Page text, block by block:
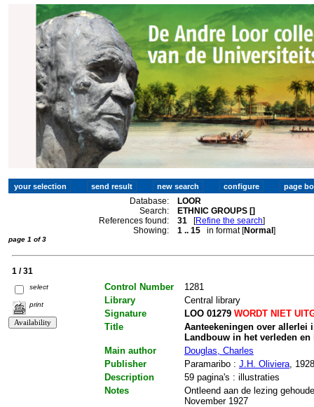
Database:
LOOR
Search:
ETHNIC GROUPS []
References found:
31 [Refine the search]
Showing:
1 .. 15 in format [Normal]
page 1 of 3
1 / 31
select
print
Control Number
1281
Library
Central library
Signature
LOO 01279WORDT NIET
Title
Aanteekeningen over allerlei
Landbouw in het verleden
Main author
Douglas, Charles
Publisher
Paramaribo : J.H. Oliviera, 1928
Description
59 pagina's : illustraties
Notes
Ontleend aan de lezing
November 1927